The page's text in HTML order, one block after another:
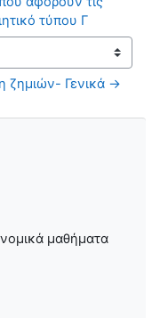
τύπου Γ
ζημιών- Γενικά →
μαθήματα